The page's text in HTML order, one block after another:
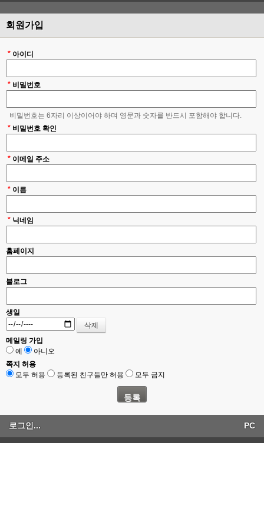
회원가입
아이디
*
비밀번호
*
비밀번호는 6자리 이상이어야 하며 영문과 숫자를 반드시 포함해야 합니다.
비밀번호 확인
*
* 이메일 주소
* 이름
* 닉네임
홈페이지
블로그
생일
메일링 가입
예
아니오
쪽지 허용
모두 허용
등록된 친구들만 허용 모두 금지
로그인... PC